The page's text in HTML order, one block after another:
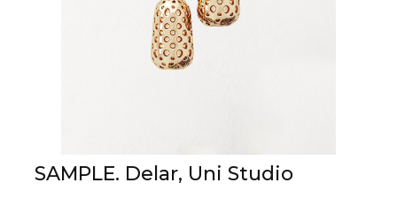
SAMPLE. Delar, Uni Studio